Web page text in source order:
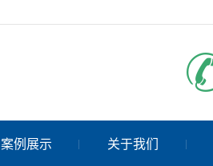
案例展示 关于我们